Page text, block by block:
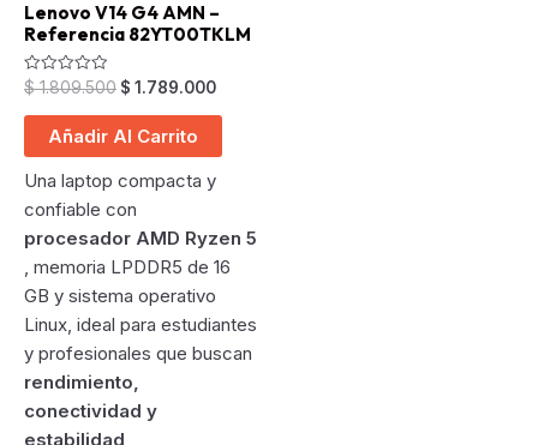
Lenovo V14 G4 AMN –
Referencia 82YT00TKLM
Valorado
en
0
$1.809.500 Original
was:
$ 1.809.500.
$ 1.789.000Current
Añadir Al Carrito
Una laptop compacta y
confiable con
procesador AMD Ryzen 5
, memoria LPDDR5 de 16
GB y sistema operativo
Linux, ideal para estudiantes
y profesionales que buscan
rendimiento,
conectividad y
estabilidad